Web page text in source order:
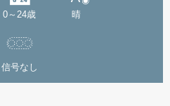
0～24歳 晴
信号なし